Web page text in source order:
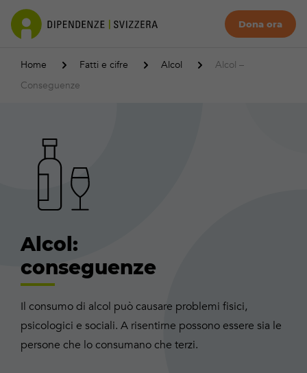
Dona ora
Home Fatti e cifre Alcol
Alcol –
Conseguenze
Alcol:
conseguenze
Il consumo di alcol può causare problemi fisici,
psicologici e sociali. A risentirne possono essere sia le
persone che lo consumano che terzi.